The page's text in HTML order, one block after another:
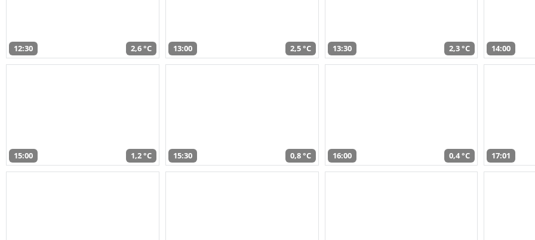
12:30 2,6 °C 13:00 2,5 °C 13:30 2,3 °C 14:00
15:00 1,2 °C 15:30 0,8 °C 16:00 0,4 °C 17:01